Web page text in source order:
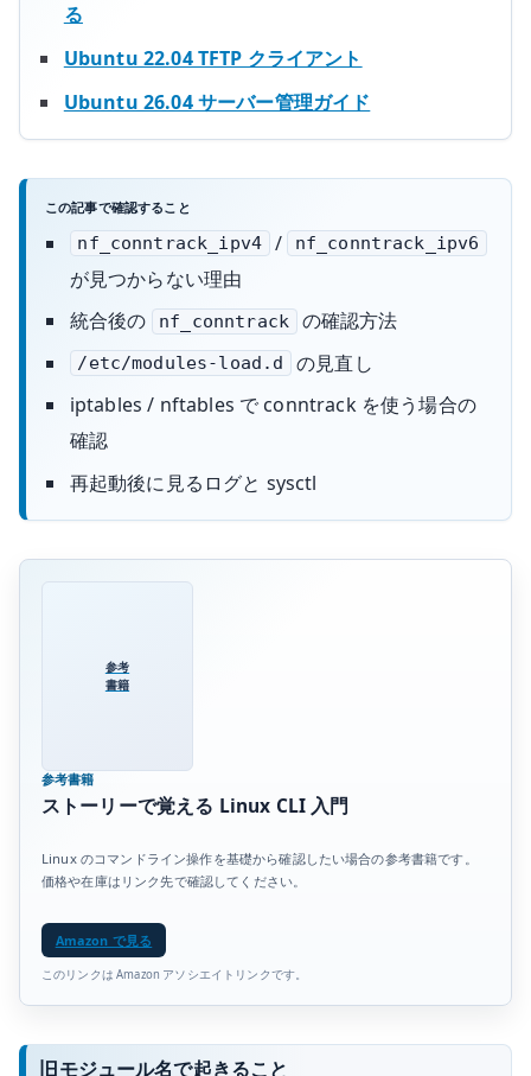
る
Ubuntu 22.04 TFTP クライアント
Ubuntu 26.04 サーバー管理ガイド
この記事で確認すること
nf_conntrack_ipv4 / nf_conntrack_ipv6
が見つからない理由
統合後の
nf_conntrack の確認方法
/etc/modules-load.d
の見直し
iptables / nftables で conntrack を使う場合の
確認
再起動後に見るログと sysctl
参考
書籍
参考書籍
ストーリーで覚える Linux CLI 入門
Linux のコマンドライン操作を基礎から確認したい場合の参考書籍です。
価格や在庫はリンク先で確認してください。
Amazon で見る
このリンクは Amazon アソシエイトリンクです。
旧モジュール名で起きること